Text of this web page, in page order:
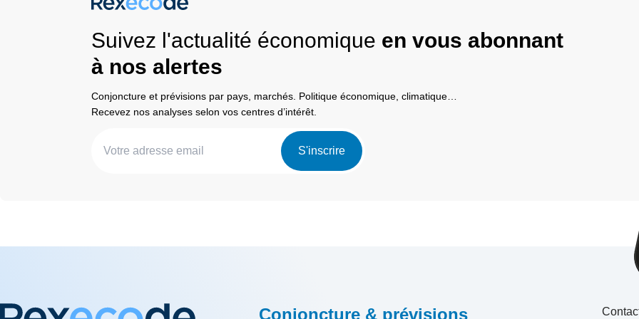
Suivez l'actualité économique en vous abonnant
à nos alertes
Conjoncture et prévisions par pays, marchés. Politique économique, climatique…
Recevez nos analyses selon vos centres d’intérêt.
S'inscrire
Conjoncture & prévisions